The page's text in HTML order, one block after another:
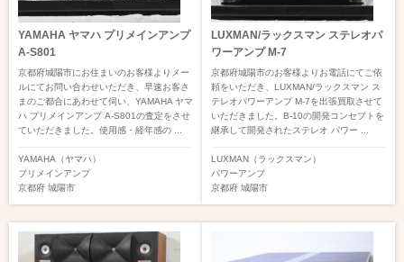
YAMAHA ヤマハ プリメインアンプ
A-S801
京都府城陽市にお住まいのお客様よりメー
ルにてお問い合わせいただき、早速お客さ
まのご都合にあわせて伺い、YAMAHA ヤマ
ハ プリメインアンプ A-S801の査定をさせ
ていただきました。使用感・経年感の ...
YAMAHA（ヤマハ）
プリメインアンプ
京都府 城陽市
LUXMAN/ラックスマン ステレオパ
ワーアンプ M-7
京都府城陽市のお客様よりお電話にてご依
頼をいただき、LUXMAN/ラックスマン ス
テレオパワーアンプ M-7を出張買取させて
いただきました。B-10の開発コンセプトを
継承して開発されたステレオ パワー ...
LUXMAN（ラックスマン）
パワーアンプ
京都府 城陽市